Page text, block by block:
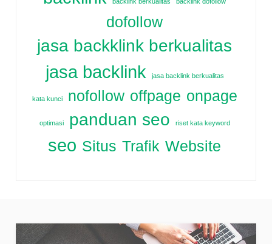
backlink berkualitas backlink dofollow
dofollow
jasa backklink berkualitas
jasa backlink jasa backlink berkualitas
kata kunci nofollow offpage onpage
optimasi panduan seo riset kata keyword
seo Situs Trafik Website